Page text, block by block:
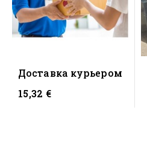
Доставка курьером
15,32 €